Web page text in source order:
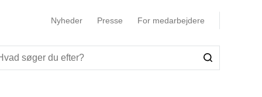
Nyheder Presse For medarbejdere